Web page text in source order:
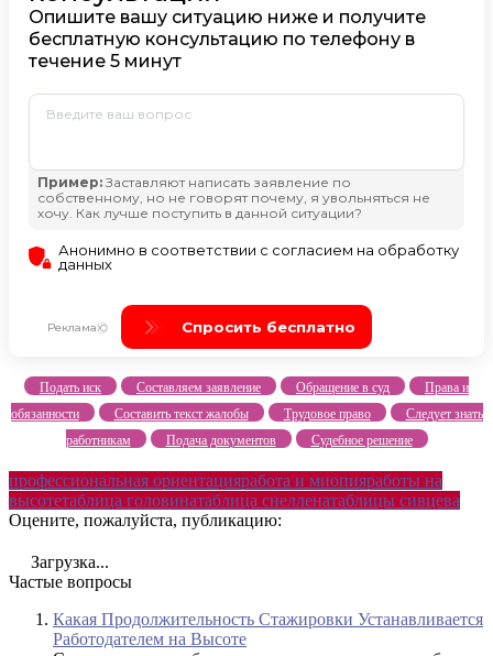
Подать иск Составляем заявление Обращение в суд
Права и
обязанности
Составить текст жалобы Трудовое право
Следует знать
работникам
Подача документов Судебное решение
профессиональная ориентацияработа и миопияработы на
высотетаблица головинатаблица снелленатаблицы сивцева
Оцените, пожалуйста, публикацию:
Загрузка...
Частые вопросы
Какая Продолжительность Стажировки Устанавливается
Работодателем на Высоте